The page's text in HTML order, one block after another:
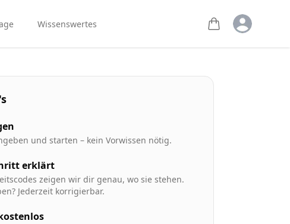
Wissenswertes Open user
und starten – kein Vorwissen nötig.
erklärt
zeigen wir dir genau, wo sie stehen.
Jederzeit korrigierbar.